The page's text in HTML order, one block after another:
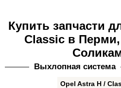
Купить запчасти
Classic в Перми,
Выхлопная система
Opel Astra H /